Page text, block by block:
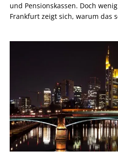
und Pensionskassen. Doch
Frankfurt zeigt sich, warum das